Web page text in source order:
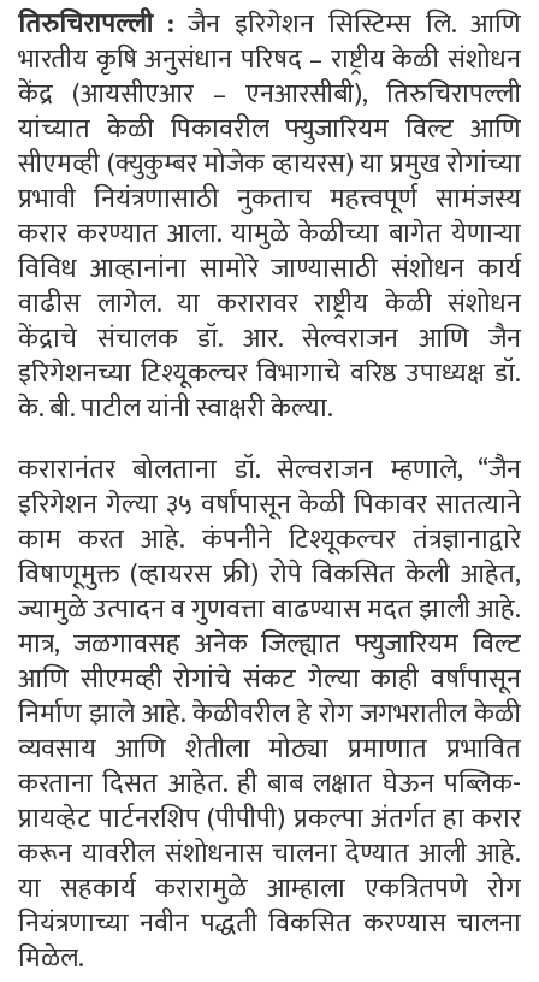
तिरुचिरापल्ली : जैन इरिगेशन सिस्टिम्स लि. आणि
भारतीय कृषि अनुसंधान परिषद – राष्ट्रीय केळी संशोधन
केंद्र (आयसीएआर – एनआरसीबी), तिरुचिरापल्ली
यांच्यात केळी पिकावरील फ्युजारियम विल्ट आणि
सीएमव्ही (क्युकुम्बर मोजेक व्हायरस) या प्रमुख रोगांच्या
प्रभावी नियंत्रणासाठी नुकताच महत्त्वपूर्ण सामंजस्य
करार करण्यात आला. यामुळे केळीच्या बागेत येणाऱ्या
विविध आव्हानांना सामोरे जाण्यासाठी संशोधन कार्य
वाढीस लागेल. या करारावर राष्ट्रीय केळी संशोधन
केंद्राचे संचालक डॉ. आर. सेल्वराजन आणि जैन
इरिगेशनच्या टिश्यूकल्चर विभागाचे वरिष्ठ उपाध्यक्ष डॉ.
के. बी. पाटील यांनी स्वाक्षरी केल्या.
करारानंतर बोलताना डॉ. सेल्वराजन म्हणाले, “जैन
इरिगेशन गेल्या ३५ वर्षांपासून केळी पिकावर सातत्याने
काम करत आहे. कंपनीने टिश्यूकल्चर तंत्रज्ञानाद्वारे
विषाणूमुक्त (व्हायरस फ्री) रोपे विकसित केली आहेत,
ज्यामुळे उत्पादन व गुणवत्ता वाढण्यास मदत झाली आहे.
मात्र, जळगावसह अनेक जिल्ह्यात फ्युजारियम विल्ट
आणि सीएमव्ही रोगांचे संकट गेल्या काही वर्षांपासून
निर्माण झाले आहे. केळीवरील हे रोग जगभरातील केळी
व्यवसाय आणि शेतीला मोठ्या प्रमाणात प्रभावित
करताना दिसत आहेत. ही बाब लक्षात घेऊन पब्लिक-
प्रायव्हेट पार्टनरशिप (पीपीपी) प्रकल्पा अंतर्गत हा करार
करून यावरील संशोधनास चालना देण्यात आली आहे.
या सहकार्य करारामुळे आम्हाला एकत्रितपणे रोग
नियंत्रणाच्या नवीन पद्धती विकसित करण्यास चालना
मिळेल.